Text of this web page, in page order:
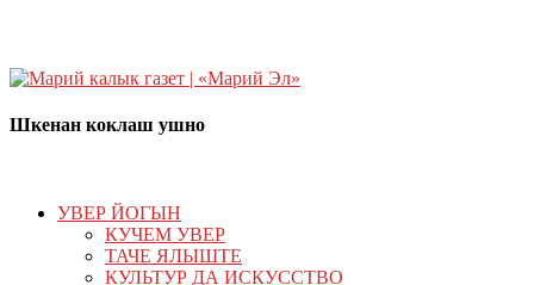
Шкенан коклаш ушно
УВЕР ЙОГЫН
КУЧЕМ УВЕР
ТАЧЕ ЯЛЫШТЕ
КУЛЬТУР ДА ИСКУССТВО